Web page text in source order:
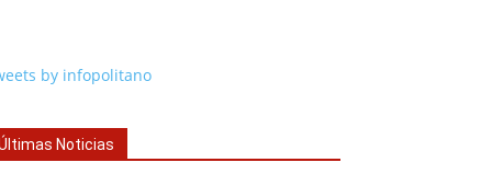
by infopolitano
Noticias